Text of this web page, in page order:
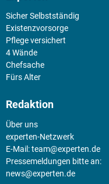
Sicher Selbstständig
Existenz­vorsorge
Pflege versichert
4 Wände
Chefsache
Fürs Alter
Redaktion
Über uns
experten-Netzwerk
E-Mail:team@experten.de
Pressemeldungen bitte an:
news@experten.de